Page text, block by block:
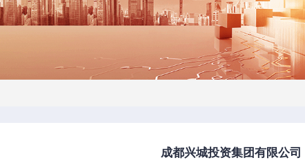
成都兴城投资集团有限公司